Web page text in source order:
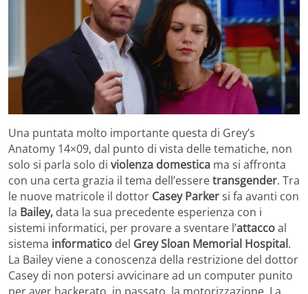
Una puntata molto importante questa di Grey’s
Anatomy 14×09, dal punto di vista delle tematiche, non
solo si parla solo di violenza domestica ma si affronta
con una certa grazia il tema dell’esseretransgender. Tra
le nuove matricole il dottor Casey Parkersi fa avanti con
la Bailey, data la sua precedente esperienza con i
sistemi informatici, per provare a sventare l’attaccoal
sistema informatico del Grey Sloan Memorial Hospital.
La Bailey viene a conoscenza della restrizione del dottor
Casey di non potersi avvicinare ad un computer punito